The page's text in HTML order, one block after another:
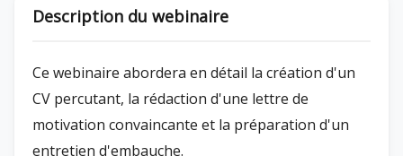
Description du webinaire
Ce webinaire abordera en détail la création d'un
CV percutant, la rédaction d'une lettre de
motivation convaincante et la préparation d'un
entretien d'embauche.